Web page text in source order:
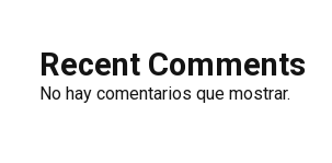
Recent Comments
No hay comentarios que mostrar.